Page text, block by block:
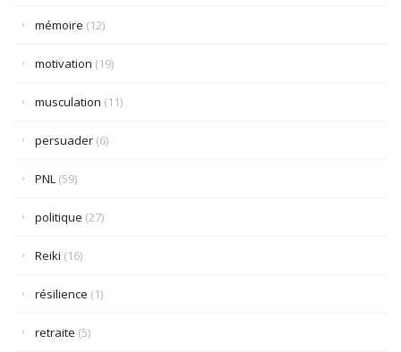
mémoire (12)
motivation (19)
musculation (11)
persuader (6)
PNL (59)
politique (27)
Reiki (16)
résilience (1)
retraite (5)